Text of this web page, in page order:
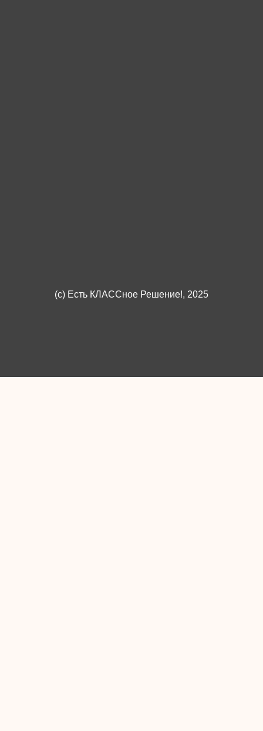
(c) Есть КЛАССное Решение!, 2025